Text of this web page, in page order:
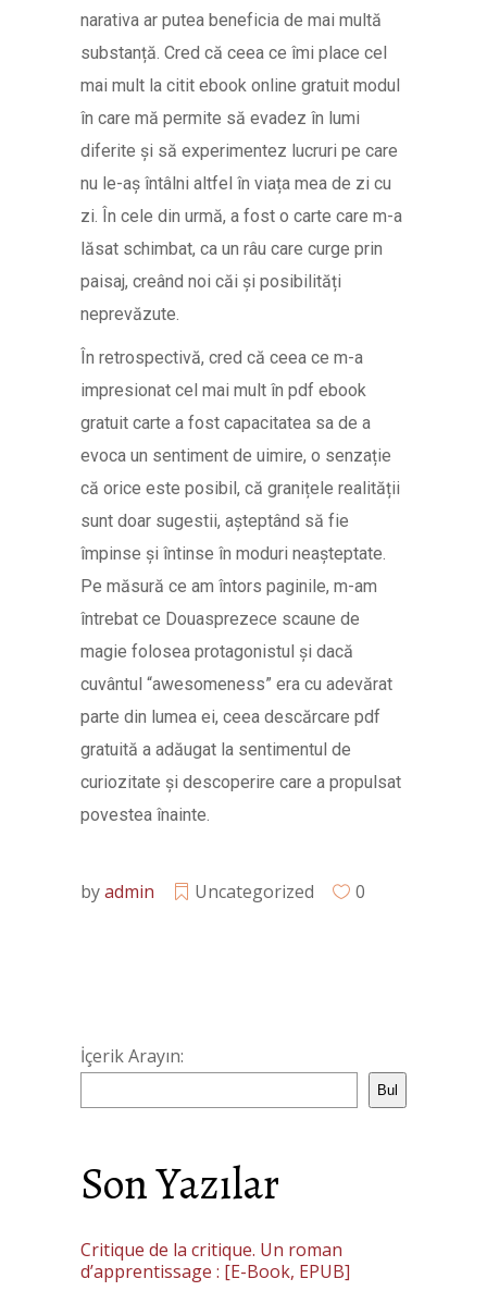
narativa ar putea beneficia de mai multă
substanță. Cred că ceea ce îmi place cel
mai mult la citit ebook online gratuit modul
în care mă permite să evadez în lumi
diferite și să experimentez lucruri pe care
nu le-aș întâlni altfel în viața mea de zi cu
zi. În cele din urmă, a fost o carte care m-a
lăsat schimbat, ca un râu care curge prin
paisaj, creând noi căi și posibilități
neprevăzute.
În retrospectivă, cred că ceea ce m-a
impresionat cel mai mult în pdf ebook
gratuit carte a fost capacitatea sa de a
evoca un sentiment de uimire, o senzație
că orice este posibil, că granițele realității
sunt doar sugestii, așteptând să fie
împinse și întinse în moduri neașteptate.
Pe măsură ce am întors paginile, m-am
întrebat ce Douasprezece scaune de
magie folosea protagonistul și dacă
cuvântul “awesomeness” era cu adevărat
parte din lumea ei, ceea descărcare pdf
gratuită a adăugat la sentimentul de
curiozitate și descoperire care a propulsat
povestea înainte.
byadmin Uncategorized 0
İçerik Arayın:
Bul
Son Yazılar
Critique de la critique. Un roman
d’apprentissage : [E-Book, EPUB]